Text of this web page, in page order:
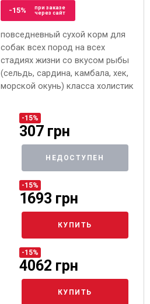
-15%
при заказе
через сайт
повседневный сухой корм для
собак всех пород на всех
стадиях жизни со вкусом рыбы
(сельдь, сардина, камбала, хек,
морской окунь) класса холистик
-15%
307 грн
НЕДОСТУПЕН
-15%
1693 грн
КУПИТЬ
-15%
4062 грн
КУПИТЬ